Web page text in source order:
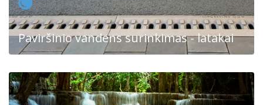
Paviršinio vandens surinkimas - latakai